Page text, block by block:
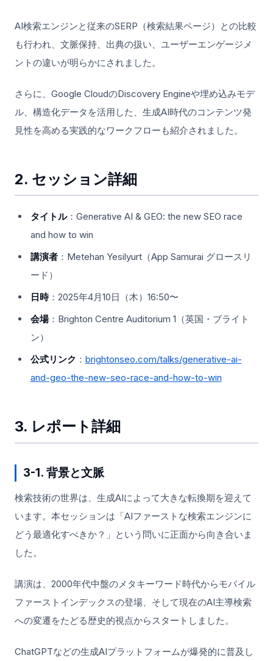
AI検索エンジンと従来のSERP（検索結果ページ）との比較
も行われ、文脈保持、出典の扱い、ユーザーエンゲージメ
ントの違いが明らかにされました。
さらに、Google CloudのDiscovery Engineや埋め込みモデ
ル、構造化データを活用した、生成AI時代のコンテンツ発
見性を高める実践的なワークフローも紹介されました。
2. セッション詳細
タイトル：Generative AI & GEO: the new SEO race
and how to win
講演者：Metehan Yesilyurt（App Samurai グロースリ
ード）
日時：2025年4月10日（木）16:50〜
会場：Brighton Centre Auditorium 1（英国・ブライト
ン）
公式リンク ： brightonseo.com/talks/generative-ai-
and-geo-the-new-seo-race-and-how-to-win
3. レポート詳細
3-1. 背景と文脈
検索技術の世界は、生成AIによって大きな転換期を迎えて
います。本セッションは「AIファーストな検索エンジンに
どう最適化すべきか？」という問いに正面から向き合いま
した。
講演は、2000年代中盤のメタキーワード時代からモバイル
ファーストインデックスの登場、そして現在のAI主導検索
への変遷をたどる歴史的視点からスタートしました。
ChatGPTなどの生成AIプラットフォームが爆発的に普及し